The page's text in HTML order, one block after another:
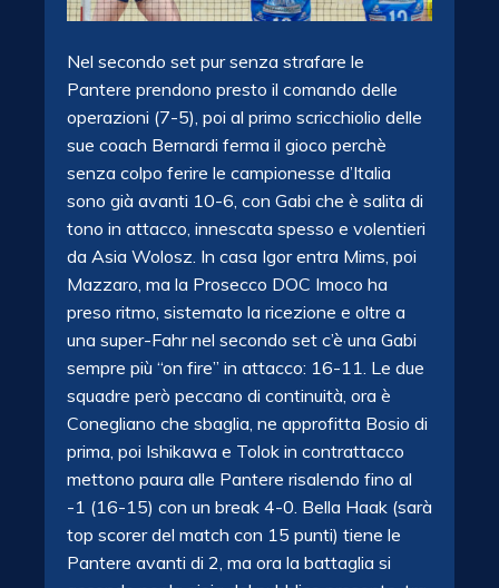
Nel secondo set pur senza strafare le
Pantere prendono presto il comando delle
operazioni (7-5), poi al primo scricchiolio delle
sue coach Bernardi ferma il gioco perchè
senza colpo ferire le campionesse d’Italia
sono già avanti 10-6, con Gabi che è salita di
tono in attacco, innescata spesso e volentieri
da Asia Wolosz. In casa Igor entra Mims, poi
Mazzaro, ma la Prosecco DOC Imoco ha
preso ritmo, sistemato la ricezione e oltre a
una super-Fahr nel secondo set c’è una Gabi
sempre più “on fire” in attacco: 16-11. Le due
squadre però peccano di continuità, ora è
Conegliano che sbaglia, ne approfitta Bosio di
prima, poi Ishikawa e Tolok in contrattacco
mettono paura alle Pantere risalendo fino al
-1 (16-15) con un break 4-0. Bella Haak (sarà
top scorer del match con 15 punti) tiene le
Pantere avanti di 2, ma ora la battaglia si